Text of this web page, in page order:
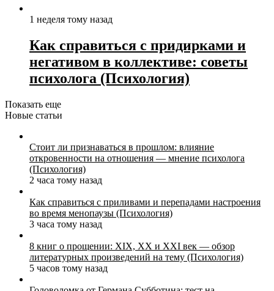
1 неделя тому назад
Как справиться с придирками и
негативом в коллективе: советы
психолога (Психология)
Показать еще
Новые статьи
Стоит ли признаваться в прошлом: влияние
откровенности на отношения — мнение психолога
(Психология)
2 часа тому назад
Как справиться с приливами и перепадами настроения
во время менопаузы (Психология)
3 часа тому назад
8 книг о прощении: XIX, XX и XXI век — обзор
литературных произведений на тему (Психология)
5 часов тому назад